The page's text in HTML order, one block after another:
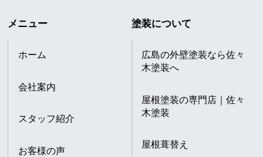
メニュー
ホーム
会社案内
スタッフ紹介
お客様の声
塗装について
広島の外壁塗装なら佐々
木塗装へ
屋根塗装の専門店｜佐々
木塗装
屋根葺替え